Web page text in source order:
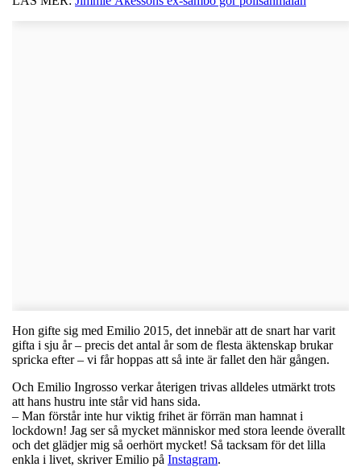
Hon gifte sig med Emilio 2015, det innebär att de snart har varit
gifta i sju år – precis det antal år som de flesta äktenskap brukar
spricka efter – vi får hoppas att så inte är fallet den här gången.
Och Emilio Ingrosso verkar återigen trivas alldeles utmärkt trots
att hans hustru inte står vid hans sida.
– Man förstår inte hur viktig frihet är förrän man hamnat i
lockdown! Jag ser så mycket människor med stora leende överallt
och det glädjer mig så oerhört mycket! Så tacksam för det lilla
enkla i livet, skriver Emilio på Instagram.